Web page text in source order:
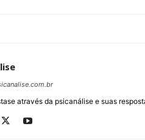
através da psicanálise e suas